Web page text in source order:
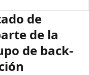
de
de la
de back-